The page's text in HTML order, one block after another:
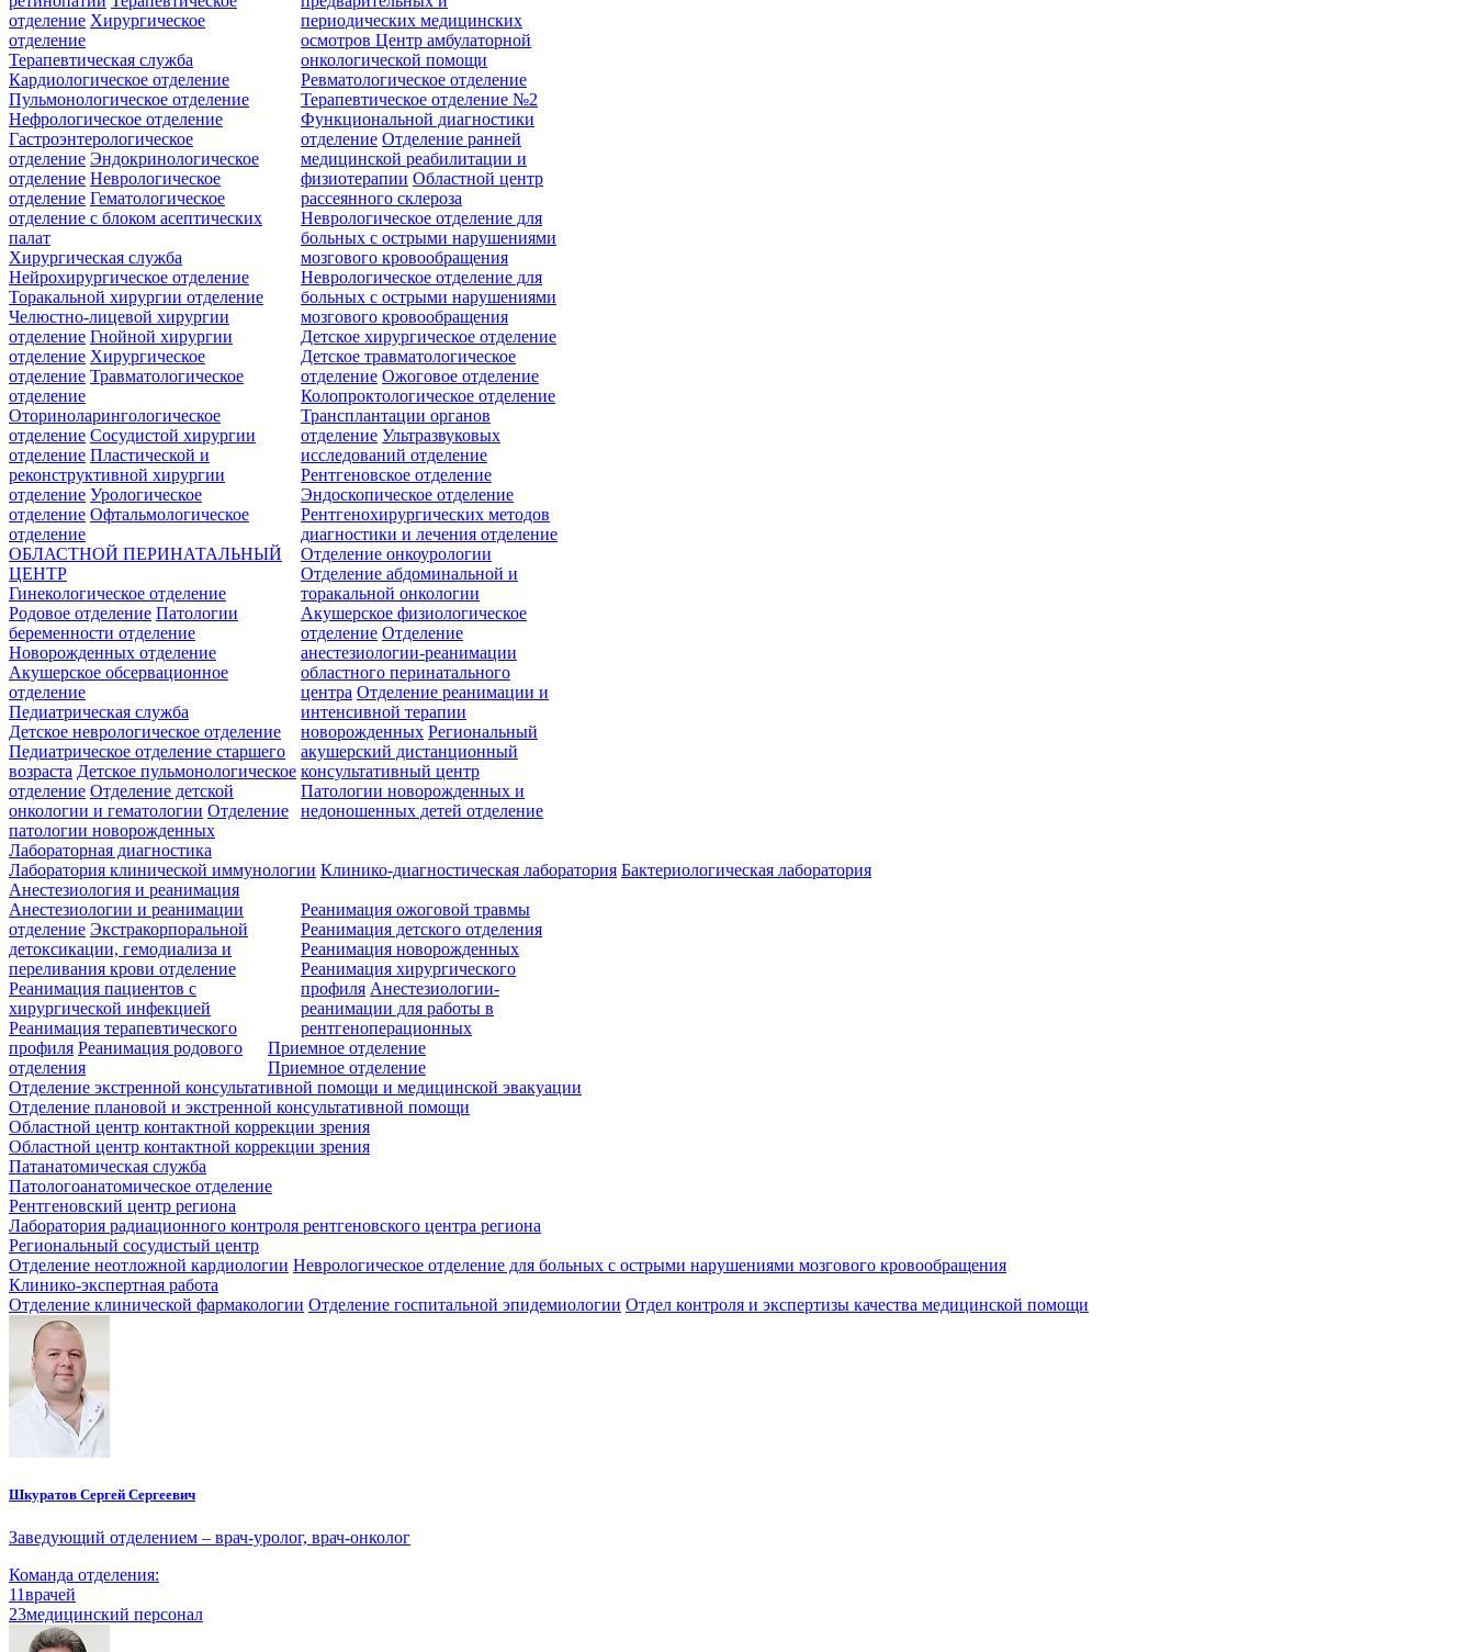
отделение Хирургическое
отделение
периодических медицинских
осмотровЦентр амбулаторной
онкологической помощи
Терапевтическая служба
Кардиологическое отделение
Пульмонологическое отделение
Нефрологическое отделение
Гастроэнтерологическое
отделение Эндокринологическое
отделение Неврологическое
отделение Гематологическое
отделение c блоком асептических
палат
Ревматологическое отделение
Терапевтическое отделение №2
Функциональной диагностики
отделение Отделение ранней
медицинской реабилитации и
физиотерапии Областной центр
рассеянного склероза
Неврологическое отделение для
больных с острыми нарушениями
мозгового кровообращения
Неврологическое отделение для
больных с острыми нарушениями
мозгового кровообращения
Хирургическая служба
Нейрохирургическое отделение
Торакальной хирургии отделение
Челюстно-лицевой хирургии
отделение Гнойной хирургии
отделение Хирургическое
отделение Травматологическое
отделение
Оториноларингологическое
отделение Сосудистой хирургии
отделение Пластической и
реконструктивной хирургии
отделение Урологическое
отделение Офтальмологическое
отделение
Детское хирургическое отделение
Детское травматологическое
отделение Ожоговое отделение
Колопроктологическое отделение
Трансплантации органов
отделение Ультразвуковых
исследований отделение
Рентгеновское отделение
Эндоскопическое отделение
Рентгенохирургических методов
диагностики и лечения отделение
Отделение онкоурологии
Отделение абдоминальной и
торакальной онкологии
ОБЛАСТНОЙ ПЕРИНАТАЛЬНЫЙ
ЦЕНТР
Гинекологическое отделение
Родовое отделение Патологии
беременности отделение
Новорожденных отделение
Акушерское обсервационное
отделение
Акушерское физиологическое
отделение Отделение
анестезиологии-реанимации
областного перинатального
центра Отделение реанимации и
интенсивной терапии
новорожденных Региональный
акушерский дистанционный
консультативный центр
Патологии новорожденных и
недоношенных детей отделение
Педиатрическая служба
Детское неврологическое отделение
Педиатрическое отделение старшего
возраста Детское пульмонологическое
отделение Отделение детской
онкологии и гематологии Отделение
патологии новорожденных
Лабораторная диагностика
Лаборатория клинической иммунологии Клинико-диагностическая лаборатория Бактериологическая лаборатория
Анестезиология и реанимация
Анестезиологии и реанимации
отделение Экстракорпоральной
детоксикации, гемодиализа и
переливания крови отделение
Реанимация пациентов с
хирургической инфекцией
Реанимация терапевтического
профиля Реанимация родового
отделения
Реанимация ожоговой травмы
Реанимация детского отделения
Реанимация новорожденных
Реанимация хирургического
профиля Анестезиологии-
реанимации для работы в
рентгеноперационных
Приемное отделение
Приемное отделение
Отделение экстренной консультативной помощи и медицинской эвакуации
Отделение плановой и экстренной консультативной помощи
Областной центр контактной коррекции зрения
Областной центр контактной коррекции зрения
Патанатомическая служба
Патологоанатомическое отделение
Рентгеновский центр региона
Лаборатория радиационного контроля рентгеновского центра региона
Региональный сосудистый центр
Отделение неотложной кардиологии Неврологическое отделение для больных с острыми нарушениями мозгового кровообращения
Клинико-экспертная работа
Отделение клинической фармакологии Отделение госпитальной эпидемиологии Отдел контроля и экспертизы качества медицинской помощи
Шкуратов Сергей Сергеевич
Заведующий отделением – врач-уролог, врач-онколог
Команда отделения:
11врачей
23медицинский персонал